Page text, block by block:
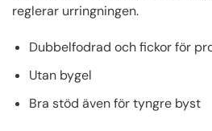
reglerar urringningen.
Dubbelfodrad och fickor för
Utan bygel
Bra stöd även för tyngre byst